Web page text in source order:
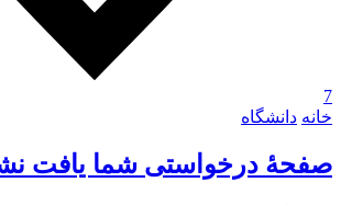
7
خانه دانشگاه
صفحهٔ درخواستی شما یافت